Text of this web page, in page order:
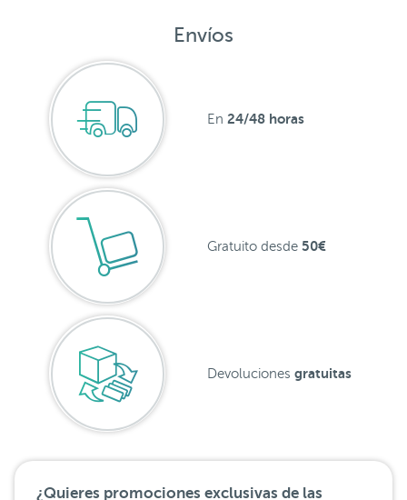
Envíos
En 24/48 horas
Gratuito desde 50€
Devoluciones gratuitas
¿Quieres promociones exclusivas de las